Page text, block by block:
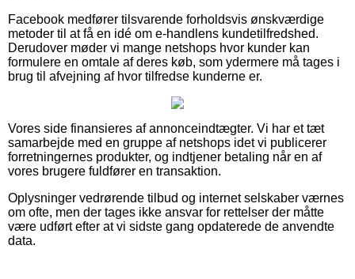
Facebook medfører tilsvarende forholdsvis ønskværdige
metoder til at få en idé om e-handlens kundetilfredshed.
Derudover møder vi mange netshops hvor kunder kan
formulere en omtale af deres køb, som ydermere må tages i
brug til afvejning af hvor tilfredse kunderne er.
Vores side finansieres af annonceindtægter. Vi har et tæt
samarbejde med en gruppe af netshops idet vi publicerer
forretningernes produkter, og indtjener betaling når en af
vores brugere fuldfører en transaktion.
Oplysninger vedrørende tilbud og internet selskaber værnes
om ofte, men der tages ikke ansvar for rettelser der måtte
være udført efter at vi sidste gang opdaterede de anvendte
data.